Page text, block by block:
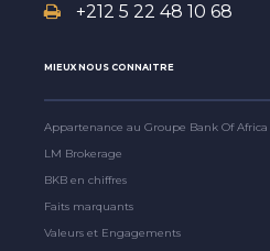
+212 5 22 48 10 68
MIEUX NOUS CONNAITRE
Appartenance au Groupe Bank Of Africa
LM Brokerage
BKB en chiffres
Faits marquants
Valeurs et Engagements